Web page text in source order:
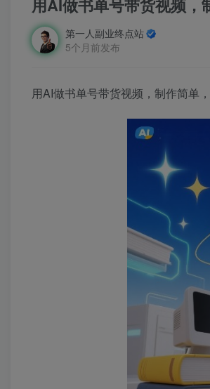
用AI做书单号带货视频，
第一人副业终点站
5个月前发布
用AI做书单号带货视频，制作简单